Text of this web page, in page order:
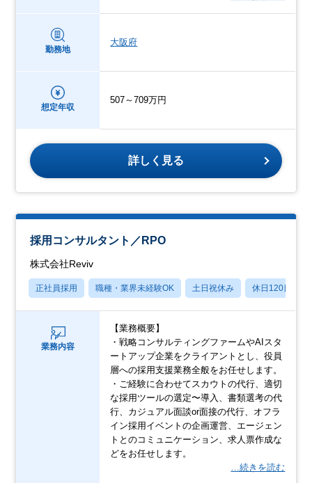
勤務地
大阪府
想定年収
507～709万円
詳しく見る
採用コンサルタント／RPO
株式会社Reviv
正社員採用 職種・業界未経験OK 土日祝休み 休日120日以上
業務内容
【業務概要】
・戦略コンサルティングファームやAIスタ
ートアップ企業をクライアントとし、役員
層への採用支援業務全般をお任せします。
・ご経験に合わせてスカウトの代行、適切
な採用ツールの選定〜導入、書類選考の代
行、カジュアル面談or面接の代行、オフラ
イン採用イベントの企画運営、エージェン
トとのコミュニケーション、求人票作成な
どをお任せします。
…続きを読む